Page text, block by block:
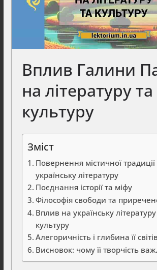
Вплив Галини
на літературу та
культуру
Зміст
Повернення містичної традиції
українську літературу
Поєднання історії та міфу
Філософія свободи та
Вплив на українську літературу
культуру
Алегоричність і глибина її світів
Висновок: чому її творчість